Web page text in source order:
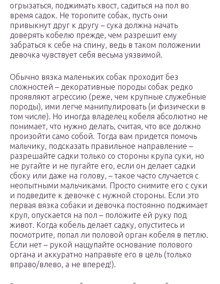
огрызаться, поджимать хвост, садиться на пол во
время садок. Не торопите собак, пусть они
привыкнут друг к другу – сука должна начать
доверять кобелю прежде, чем разрешит ему
забраться к себе на спину, ведь в таком положении
девочка чувствует себя весьма уязвимой.
Обычно вязка маленьких собак проходит без
сложностей – декоративные породы собак редко
проявляют агрессию (реже, чем крупные служебные
породы), ими легче манипулировать (и физически в
том числе). Но иногда владелец кобеля абсолютно не
понимает, что нужно делать, считая, что все должно
произойти само собой. Тогда вам придется помочь
мальчику, подсказать правильное направление –
разрешайте садки только со стороны крупа суки, но
не ругайте и не пугайте его, если он делает садки
сбоку или даже на голову, – такое часто случается с
неопытными мальчиками. Просто снимите его с суки
и подведите к девочке с нужной стороны. Если это
первая вязка собаки и девочка постоянно поджимает
круп, опускается на пол – положите ей руку под
живот. Когда кобель делает садку, опуститесь и
посмотрите, попал ли половой орган кобеля в петлю.
Если нет – рукой нащупайте основание полового
органа и аккуратно направьте его в цель (только
вправо/влево, а не вперед!).